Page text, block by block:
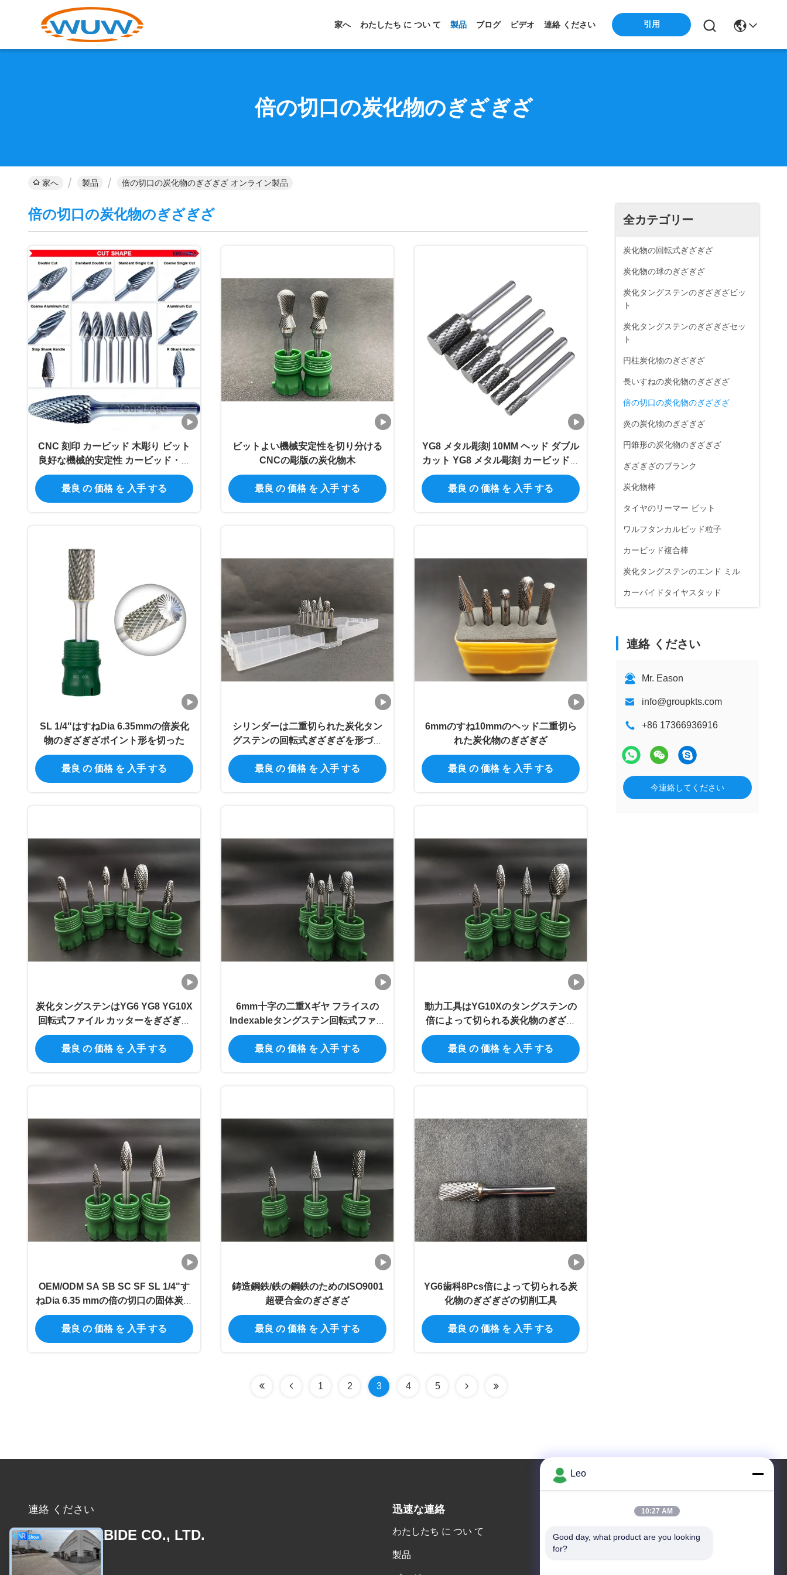
家へ わたしたち に つい て 製品 ブログ ビデオ 連絡 ください 引用
倍の切口の炭化物のぎざぎざ
家へ 製品 倍の切口の炭化物のぎざぎざ オンライン製品
全カテゴリー
炭化物の回転式ぎざぎざ
炭化物の球のぎざぎざ
炭化タングステンのぎざぎざビッ
ト
炭化タングステンのぎざぎざセッ
ト
円柱炭化物のぎざぎざ
長いすねの炭化物のぎざぎざ
倍の切口の炭化物のぎざぎざ
炎の炭化物のぎざぎざ
円錐形の炭化物のぎざぎざ
ぎざぎざのブランク
炭化物棒
タイヤのリーマー ビット
ワルフタンカルビッド粒子
カービッド複合棒
炭化タングステンのエンド ミル
カーバイドタイヤスタッド
連絡 ください
Mr. Eason
info@groupkts.com
+86 17366936916
今連絡してください
倍の切口の炭化物のぎざぎざ
CNC 刻印 カービッド 木彫り ビット
良好な機械的安定性 カービッド・バ
ー・カッター
最良 の 価格 を 入手 する
ビットよい機械安定性を切り分ける
CNCの彫版の炭化物木
最良 の 価格 を 入手 する
YG8 メタル彫刻 10MM ヘッド ダブル
カット YG8 メタル彫刻 カービッドバ
ー
最良 の 価格 を 入手 する
SL 1/4"はすねDia 6.35mmの倍炭化
物のぎざぎざポイント形を切った
最良 の 価格 を 入手 する
シリンダーは二重切られた炭化タン
グステンの回転式ぎざぎざを形づけ
る
最良 の 価格 を 入手 する
6mmのすね10mmのヘッド二重切ら
れた炭化物のぎざぎざ
最良 の 価格 を 入手 する
炭化タングステンはYG6 YG8 YG10X
回転式ファイル カッターをぎざぎざ
を付ける
最良 の 価格 を 入手 する
6mm十字の二重Xギヤ フライスの
Indexableタングステン回転式ファイ
ル炭化物のぎざぎざ
最良 の 価格 を 入手 する
動力工具はYG10Xのタングステンの
倍によって切られる炭化物のぎざぎ
ざを分ける
最良 の 価格 を 入手 する
OEM/ODM SA SB SC SF SL 1/4"す
ねDia 6.35 mmの倍の切口の固体炭化
物の回転式ぎざぎざ左舷に取る用具
の炭化物のぎざぎざ
最良 の 価格 を 入手 する
鋳造鋼鉄/鉄の鋼鉄のためのISO9001
超硬合金のぎざぎざ
最良 の 価格 を 入手 する
YG6歯科8Pcs倍によって切られる炭
化物のぎざぎざの切削工具
最良 の 価格 を 入手 する
1 2 3 4 5
連絡 ください
JOINT CARBIDE CO., LTD.
迅速な連絡
わたしたち に つい て
製品
NO 1700のTianfuの道の北セクション、ハイテクな
Leo
10:27 AM
Good day, what product are you looking
for?